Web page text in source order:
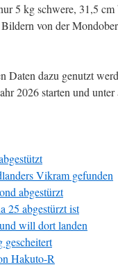
5 kg schwere, 31,5
von der
Daten dazu genutzt
2026 starten und
Vikram gefunden
abgestürzt
25 abgestürzt ist
will dort landen
gescheitert
Hakuto-R